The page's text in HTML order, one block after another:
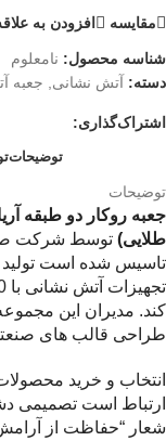
مقايسه افزودن به
شناسه محصول: نامعلوم
دسته: آتش نشانی جعبه
اشتراک‌گذاری:
توضیحات
توضیحات
جعبه روکار دو طبقه
طلایی) توسط شرکت
تاسیس شده است تولید
کند. مدیران این
طراحی قالب های
انتخاب و خرید
ارتباط است تصمیمی
شعار “حفاظت از